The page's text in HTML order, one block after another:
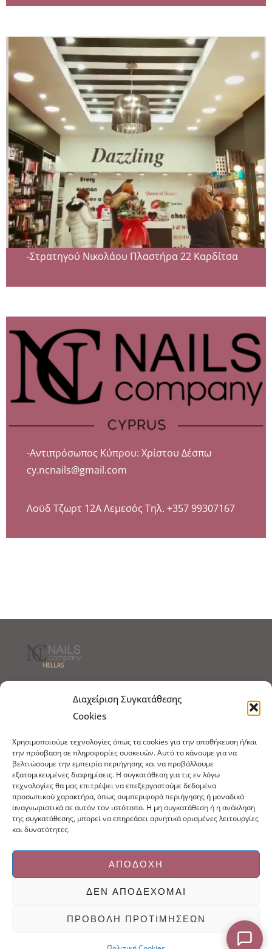
Διαχείριση Συγκατάθεσης
Cookies
Χρησιμοποιούμε τεχνολογίες όπως τα cookies για την αποθήκευση ή/και
την πρόσβαση σε πληροφορίες συσκευών. Αυτό το κάνουμε για να
βελτιώσουμε την εμπειρία περιήγησης και να προβάλλουμε
εξατομικευμένες διαφημίσεις. Η συγκατάθεση για τις εν λόγω
τεχνολογίες θα μας επιτρέψει να επεξεργαστούμε δεδομένα
προσωπικού χαρακτήρα, όπως συμπεριφορά περιήγησης ή μοναδικά
αναγνωριστικά σε αυτόν τον ιστότοπο. Η μη συγκατάθεση ή η ανάκληση
της συγκατάθεσης, μπορεί να επηρεάσει αρνητικά ορισμένες λειτουργίες
και δυνατότητες.
ΑΠΟΔΟΧΉ
ΔΕΝ ΑΠΟΔΈΧΟΜΑΙ
ΠΡΟΒΟΛΉ ΠΡΟΤΙΜΉΣΕΩΝ
-Στρατηγού Νικολάου Πλαστήρα 22 Καρδίτσα
-Αντιπρόσωπος Κύπρου: Χρίστου Δέσπω
cy.ncnails@gmail.com
Λοϋδ Τζωρτ 12Α Λεμεσός Τηλ. +357 99307167
Τρόποι Παραγγελίας
Πολιτική Cookies
Εμπόριο Ειδών Ονυχοπλαστικής, Καλλωπισμού
άκρων και αξεσουάρ
τηλ: 213-0415386
info@ncnails.gr